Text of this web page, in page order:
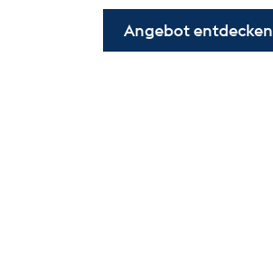
Angebot entdecken